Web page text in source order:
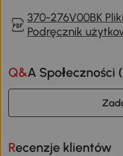
370-276V00BK
Podręcznik
Q&A Społeczności (
Recenzje klientów